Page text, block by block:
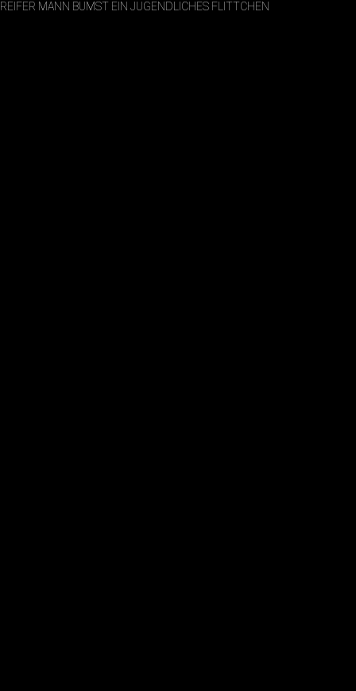
REIFER MANN BUMST EIN JUGENDLICHES FLITTCHEN